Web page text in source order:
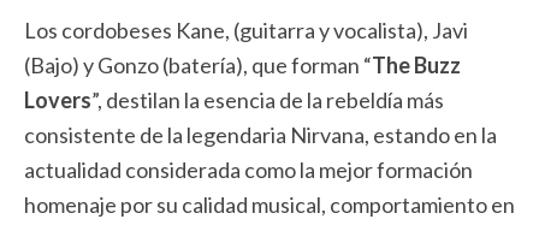
Los cordobeses Kane, (guitarra y vocalista), Javi
(Bajo) y Gonzo (batería), que forman “The Buzz
Lovers”, destilan la esencia de la rebeldía más
consistente de la legendaria Nirvana, estando en la
actualidad considerada como la mejor formación
homenaje por su calidad musical, comportamiento en